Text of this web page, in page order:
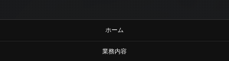
ホーム
業務内容